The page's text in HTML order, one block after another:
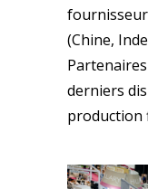
(Chine,
derniers
production